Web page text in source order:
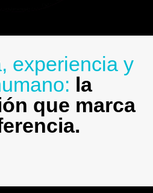
experiencia y
la
que marca